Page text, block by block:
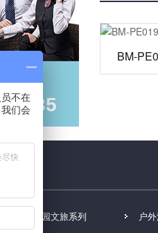
BM-
务热线
公园文旅系列 户
不在
们会